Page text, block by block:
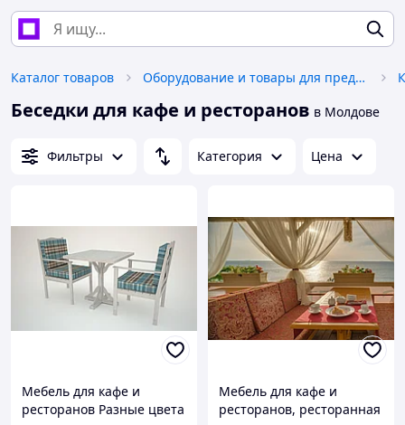
Каталог товаров Оборудование и товары для предоставления услуг
Беседки для кафе и ресторанов в Молдове
Фильтры Категория Цена
Мебель для кафе и
ресторанов Разные цвета
Мебель для кафе и
ресторанов, ресторанная